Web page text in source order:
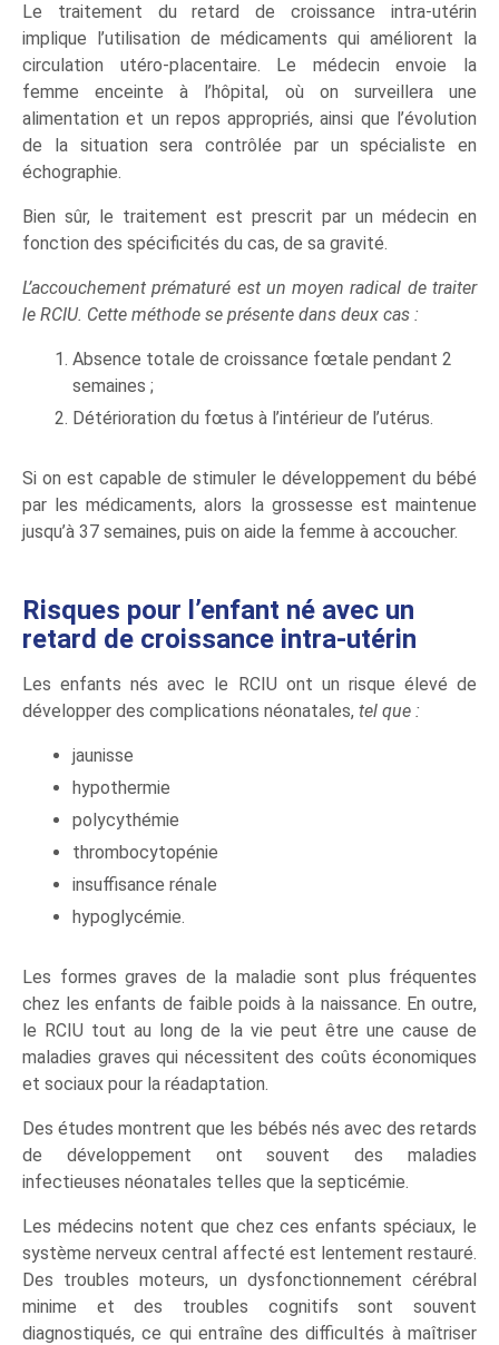
Le traitement du retard de croissance intra-utérin
implique l’utilisation de médicaments qui améliorent la
circulation utéro-placentaire. Le médecin envoie la
femme enceinte à l’hôpital, où on surveillera une
alimentation et un repos appropriés, ainsi que l’évolution
de la situation sera contrôlée par un spécialiste en
échographie.
Bien sûr, le traitement est prescrit par un médecin en
fonction des spécificités du cas, de sa gravité.
L’accouchement prématuré est un moyen radical de traiter
le RCIU. Cette méthode se présente dans deux cas :
Absence totale de croissance fœtale pendant 2
semaines ;
Détérioration du fœtus à l’intérieur de l’utérus.
Si on est capable de stimuler le développement du bébé
par les médicaments, alors la grossesse est maintenue
jusqu’à 37 semaines, puis on aide la femme à accoucher.
Risques pour l’enfant né avec un
retard de croissance intra-utérin
Les enfants nés avec le RCIU ont un risque élevé de
développer des complications néonatales, tel que :
jaunisse
hypothermie
polycythémie
thrombocytopénie
insuffisance rénale
hypoglycémie.
Les formes graves de la maladie sont plus fréquentes
chez les enfants de faible poids à la naissance. En outre,
le RCIU tout au long de la vie peut être une cause de
maladies graves qui nécessitent des coûts économiques
et sociaux pour la réadaptation.
Des études montrent que les bébés nés avec des retards
de développement ont souvent des maladies
infectieuses néonatales telles que la septicémie.
Les médecins notent que chez ces enfants spéciaux, le
système nerveux central affecté est lentement restauré.
Des troubles moteurs, un dysfonctionnement cérébral
minime et des troubles cognitifs sont souvent
diagnostiqués, ce qui entraîne des difficultés à maîtriser